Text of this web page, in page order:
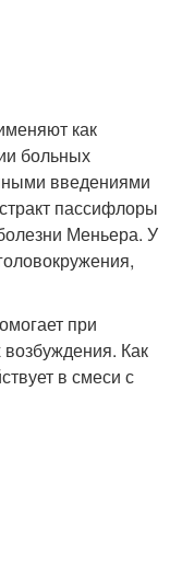
как
больных
введениями
пассифлоры
Меньера. У
при
возбуждения. Как
в смеси с